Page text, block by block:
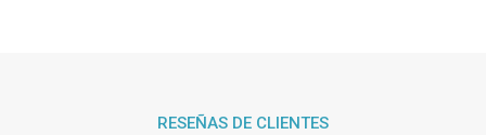
RESEÑAS DE CLIENTES